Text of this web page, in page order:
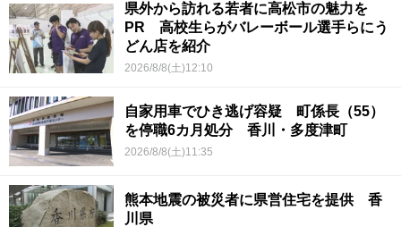
県外から訪れる若者に高松市の魅力を
PR 高校生らがバレーボール選手らにう
どん店を紹介
2026/8/8(土)12:10
自家用車でひき逃げ容疑 町係長（55）
を停職6カ月処分 香川・多度津町
2026/8/8(土)11:35
熊本地震の被災者に県営住宅を提供 香
川県